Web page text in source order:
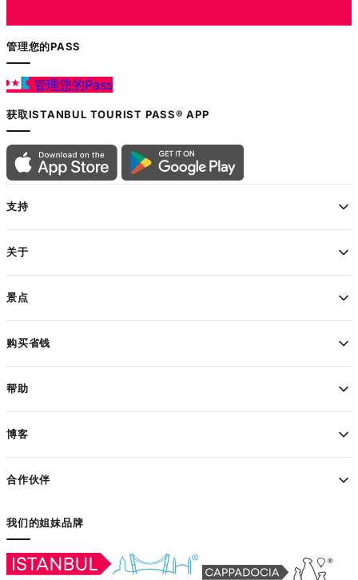
管理您的PASS
管理您的Pass
获取ISTANBUL TOURIST PASS® APP
支持
关于
景点
购买省钱
帮助
博客
合作伙伴
我们的姐妹品牌